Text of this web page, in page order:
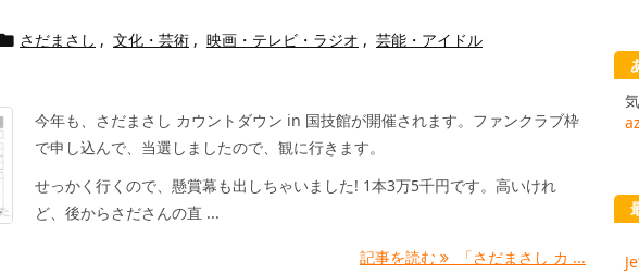
さだまさし , 文化・芸術 , 映画・テレビ・ラジオ , 芸能・アイドル
今年も、さだまさし カウントダウン in 国技館が開催されます。ファンクラブ枠
で申し込んで、当選しましたので、観に行きます。
せっかく行くので、懸賞幕も出しちゃいました! 1本3万5千円です。高いけれ
ど、後からさださんの直 ...
記事を読む 「さだまさし カ ...